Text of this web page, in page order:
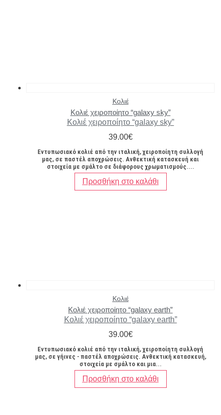
Κολιέ
Κολιέ χειροποίητο “galaxy sky”
Κολιέ χειροποίητο “galaxy sky”
39.00€
Εντυπωσιακό κολιέ από την ιταλική, χειροποίητη συλλογή
μας, σε παστέλ αποχρώσεις. Ανθεκτική κατασκευή και
στοιχεία με σμάλτο σε διάφορους χρωματισμούς....
Προσθήκη στο καλάθι
Κολιέ
Κολιέ χειροποίητο “galaxy earth”
Κολιέ χειροποίητο “galaxy earth”
39.00€
Εντυπωσιακό κολιέ από την ιταλική, χειροποίητη συλλογή
μας, σε γήινες - παστέλ αποχρώσεις. Ανθεκτική κατασκευή,
στοιχεία με σμάλτο και μια...
Προσθήκη στο καλάθι